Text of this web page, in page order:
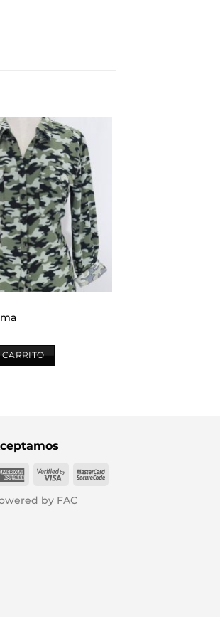
Añadir
a la
lista de
deseos
American
Visa
MasterCard
by FAC